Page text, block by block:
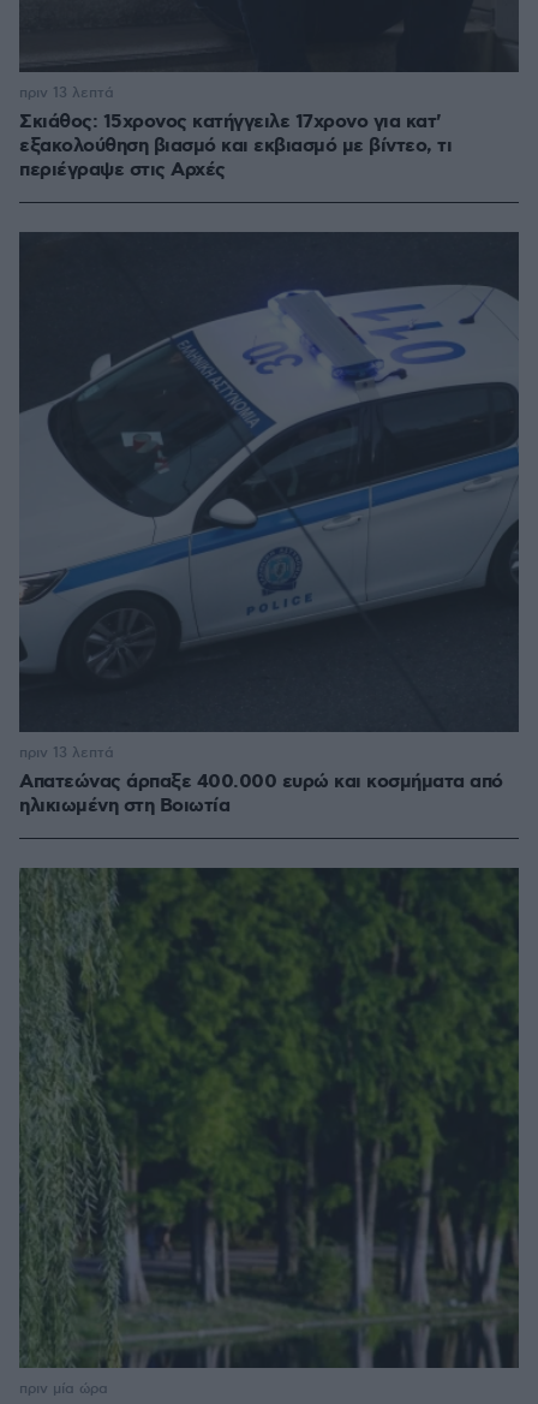
Σκιάθος: 15χρονος κατήγγειλε 17χρονο για κατ'
εξακολούθηση βιασμό και εκβιασμό με βίντεο, τι
περιέγραψε στις Αρχές
πριν 13 λεπτά
Απατεώνας άρπαξε 400.000 ευρώ και κοσμήματα από
ηλικιωμένη στη Βοιωτία
πριν 13 λεπτά
πριν μία ώρα